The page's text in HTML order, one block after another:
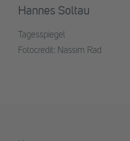
Hannes Soltau
Tagesspiegel
Fotocredit: Nassim Rad